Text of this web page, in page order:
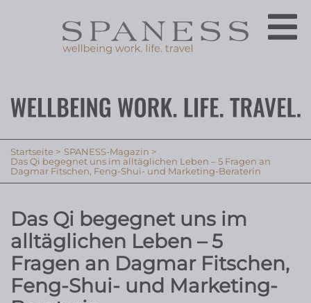
Startseite
SPANESS-Magazin
Das Qi begegnet uns im alltäglichen Leben – 5 Fragen an
Dagmar Fitschen, Feng-Shui- und Marketing-Beraterin
Das Qi begegnet uns im
alltäglichen Leben – 5
Fragen an Dagmar Fitschen,
Feng-Shui- und Marketing-